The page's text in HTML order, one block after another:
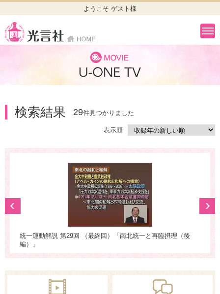
ようこそ ゲスト様
検索結果 29件見つかりました
表示順
統一運動解説 第29回 （最終回）「南北統一と再臨摂理（後
編）」